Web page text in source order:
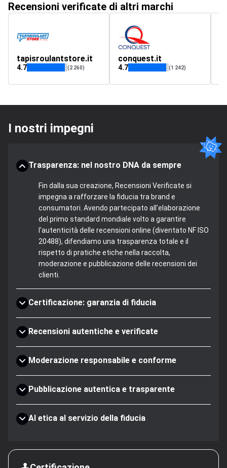
Recensioni verificate di altri marchi
tapisroulantstore.it
4.7 (2 260)
conquest.it
4.7 (1 242)
I nostri impegni
Trasparenza: nel nostro DNA da sempre
Fin dalla sua creazione, Recensioni Verificate si
impegna a rafforzare la fiducia tra brand e
consumatori. Avendo partecipato all'elaborazione
del primo standard mondiale volto a garantire
l'autenticità delle recensioni online (diventato NF ISO
20488), difendiamo una trasparenza totale e il
rispetto di pratiche etiche nella raccolta,
moderazione e pubblicazione delle recensioni dei
clienti.
Certificazione: garanzia di fiducia
Recensioni autentiche e verificate
Moderazione responsabile e conforme
Pubblicazione autentica e trasparente
AI etica al servizio della fiducia